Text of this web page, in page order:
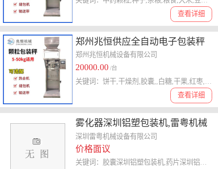
查看详细
郑州兆恒供应全自动电子包装秤
郑州兆恒机械设备有限公司
20000.00 /台
查看详细
关键词：饼干,干燥剂,胶囊,,白糖,干果,红枣,板蓝根,饲料,冲剂,QQ糖,袋泡茶,盐,白糖包装机
雾化器深圳铝塑包装机,雷粤机械
已认证 ,深圳铝塑包装机
深圳雷粤机械设备有限公司
价格面议